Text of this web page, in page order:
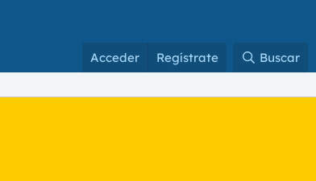
Acceder Regístrate Buscar